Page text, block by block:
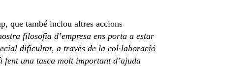
que també inclou altres accions
filosofia d’empresa ens porta a estar
dificultat, a través de la col·laboració
fent una tasca molt important d’ajuda